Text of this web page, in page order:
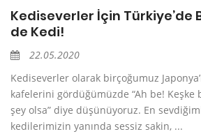
Kediseverler İçin Türkiye’de
de Kedi!
22.05.2020
Kediseverler olarak birçoğumuz
kafelerini gördüğümüzde “Ah be!
şey olsa” diye düşünüyoruz. En
kedilerimizin yanında sessiz sakin, ...